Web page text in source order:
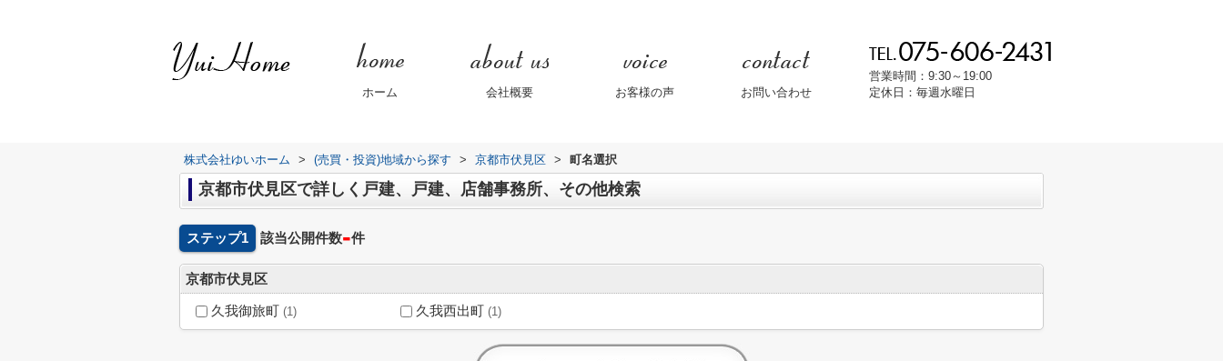
ホーム 会社概要 お客様の声 お問い合わせ
営業時間：9:30～19:00
定休日：毎週水曜日
株式会社ゆいホーム > (売買・投資)地域から探す > 京都市伏見区 > 町名選択
京都市伏見区で詳しく戸建、戸建、店舗事務所、その他検索
ステップ1 該当公開件数-件
京都市伏見区
久我御旅町 (1) 久我西出町 (1)